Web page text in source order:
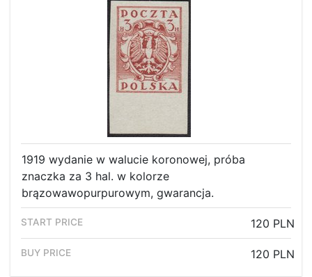
1919 wydanie w walucie koronowej, próba
znaczka za 3 hal. w kolorze
brązowawopurpurowym, gwarancja.
120 PLN
120 PLN